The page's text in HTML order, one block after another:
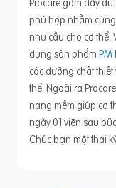
Procare gồm đầy
phù hợp nhằm
nhu cầu cho cơ thể.
dụng sản phẩm PM
các dưỡng chất
thể. Ngoài ra
nang mềm giúp cơ
ngày 01 viên sau
Chúc bạn một thai